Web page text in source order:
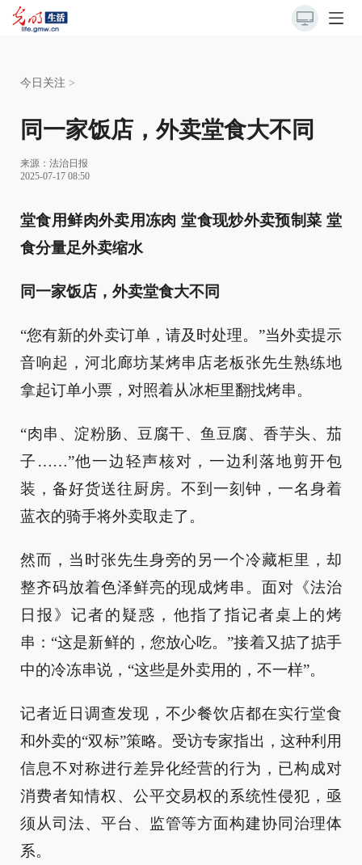
今日关注 >
同一家饭店，外卖堂食大不同
来源： 法治日报
2025-07-17 08:50
堂食用鲜肉外卖用冻肉 堂食现炒外卖预制菜 堂
食分量足外卖缩水
同一家饭店，外卖堂食大不同
“您有新的外卖订单，请及时处理。”当外卖提示
音响起，河北廊坊某烤串店老板张先生熟练地
拿起订单小票，对照着从冰柜里翻找烤串。
“肉串、淀粉肠、豆腐干、鱼豆腐、香芋头、茄
子……”他一边轻声核对，一边利落地剪开包
装，备好货送往厨房。不到一刻钟，一名身着
蓝衣的骑手将外卖取走了。
然而，当时张先生身旁的另一个冷藏柜里，却
整齐码放着色泽鲜亮的现成烤串。面对《法治
日报》记者的疑惑，他指了指记者桌上的烤
串：“这是新鲜的，您放心吃。”接着又掂了掂手
中的冷冻串说，“这些是外卖用的，不一样”。
记者近日调查发现，不少餐饮店都在实行堂食
和外卖的“双标”策略。受访专家指出，这种利用
信息不对称进行差异化经营的行为，已构成对
消费者知情权、公平交易权的系统性侵犯，亟
须从司法、平台、监管等方面构建协同治理体
系。